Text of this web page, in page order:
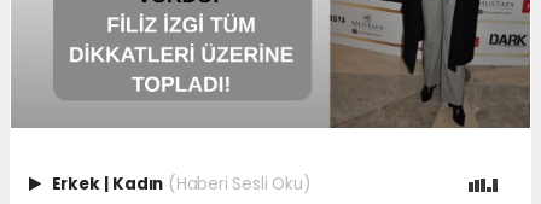
Erkek | Kadın (Haberi Sesli Oku)